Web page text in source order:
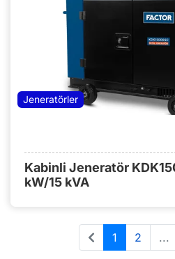
Jeneratörler
Kabinli Jeneratör
kW/15 kVA
1 2 ...